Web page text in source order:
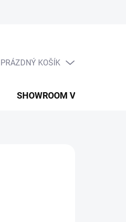
NÁKUPNÍ
PRÁZDNÝ KOŠÍK
SHOWROOM V PRAZE